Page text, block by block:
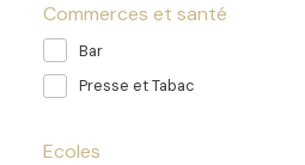
Commerces et santé
Bar
Presse et Tabac
Ecoles